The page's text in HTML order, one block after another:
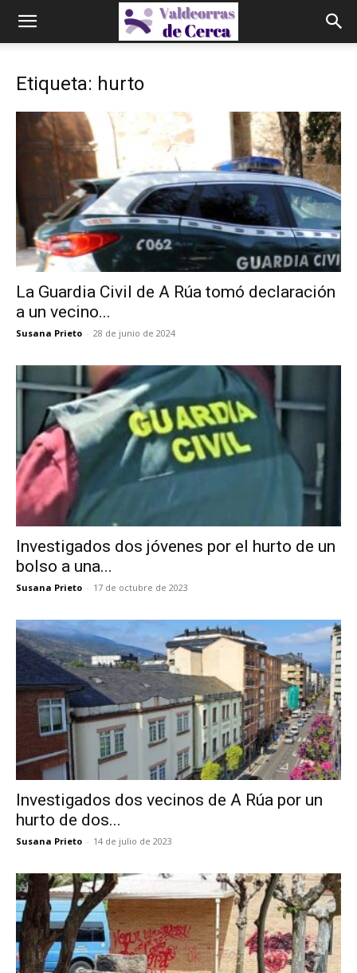
Etiqueta: hurto
La Guardia Civil de A Rúa tomó declaración
a un vecino...
Susana Prieto - 28 de junio de 2024
Investigados dos jóvenes por el hurto de un
bolso a una...
Susana Prieto - 17 de octubre de 2023
Investigados dos vecinos de A Rúa por un
hurto de dos...
Susana Prieto - 14 de julio de 2023